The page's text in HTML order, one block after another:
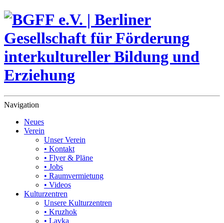
Navigation
Neues
Verein
Unser Verein
• Kontakt
• Flyer & Pläne
• Jobs
• Raumvermietung
• Videos
Kulturzentren
Unsere Kulturzentren
• Kruzhok
• Lavka